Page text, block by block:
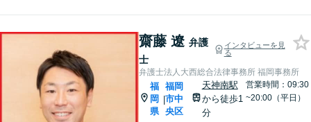
齋藤 遼 弁護
士
インタビューを見
る
弁護士法人大西総合法律事務所 福岡事務所
福
岡
県
|
福岡
市中
央区
天神南駅
から徒歩1
分
営業時間：09:30
~20:00（平日）